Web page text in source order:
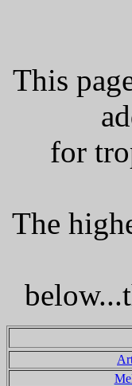
This
for
The